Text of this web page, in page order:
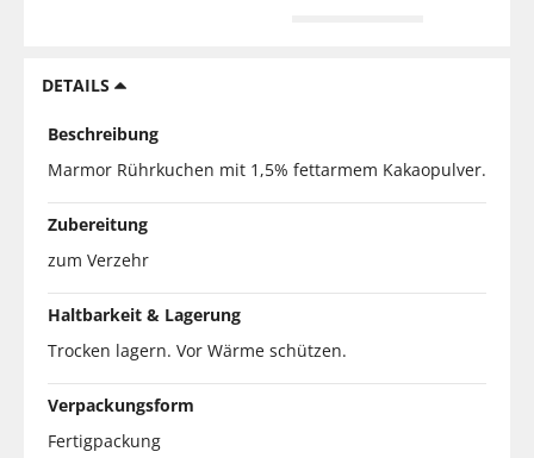
DETAILS
Beschreibung
Marmor Rührkuchen mit 1,5% fettarmem Kakaopulver.
Zubereitung
zum Verzehr
Haltbarkeit & Lagerung
Trocken lagern. Vor Wärme schützen.
Verpackungsform
Fertigpackung